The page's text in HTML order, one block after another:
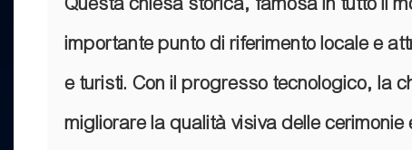
importante punto di riferimento locale e
e turisti. Con il progresso tecnologico, la
migliorare la qualità visiva delle cerimonie